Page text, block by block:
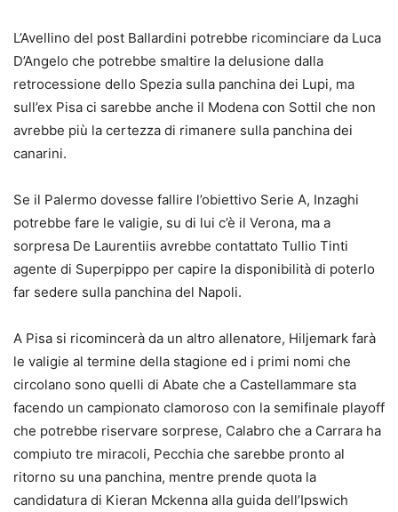
L’Avellino del post Ballardini potrebbe ricominciare da Luca
D’Angelo che potrebbe smaltire la delusione dalla
retrocessione dello Spezia sulla panchina dei Lupi, ma
sull’ex Pisa ci sarebbe anche il Modena con Sottil che non
avrebbe più la certezza di rimanere sulla panchina dei
canarini.
Se il Palermo dovesse fallire l’obiettivo Serie A, Inzaghi
potrebbe fare le valigie, su di lui c’è il Verona, ma a
sorpresa De Laurentiis avrebbe contattato Tullio Tinti
agente di Superpippo per capire la disponibilità di poterlo
far sedere sulla panchina del Napoli.
A Pisa si ricomincerà da un altro allenatore, Hiljemark farà
le valigie al termine della stagione ed i primi nomi che
circolano sono quelli di Abate che a Castellammare sta
facendo un campionato clamoroso con la semifinale playoff
che potrebbe riservare sorprese, Calabro che a Carrara ha
compiuto tre miracoli, Pecchia che sarebbe pronto al
ritorno su una panchina, mentre prende quota la
candidatura di Kieran Mckenna alla guida dell’Ipswich